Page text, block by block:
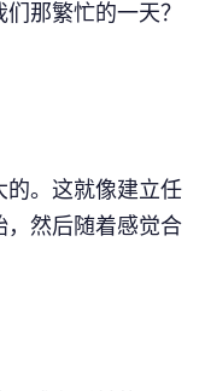
那繁忙的一天？
的。这就像建立任
然后随着感觉合